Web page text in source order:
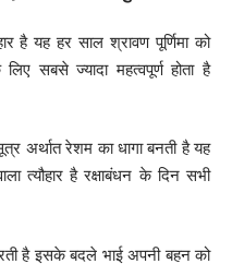
है यह हर साल श्रावण पूर्णिमा को
सबसे ज्यादा महत्वपूर्ण होता है
अर्थात रेशम का धागा बनती है यह
त्यौहार है रक्षाबंधन के दिन सभी
है इसके बदले भाई अपनी बहन को